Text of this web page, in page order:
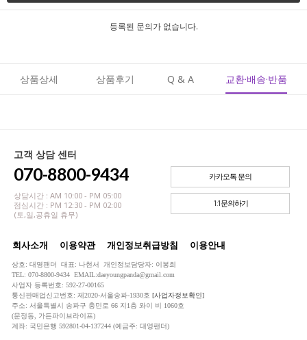
등록된 문의가 없습니다.
상품상세 상품후기 Q & A 교환·배송·반품
고객 상담 센터
070-8800-9434
상담시간 : AM 10:00 - PM 05:00
점심시간 : PM 12:30 - PM 02:00
(토,일,공휴일 휴무)
카카오톡 문의
1:1문의하기
회사소개 이용약관 개인정보취급방침 이용안내
상호: 대영팬더 대표: 나현서 개인정보담당자: 이봉희
TEL: 070-8800-9434 EMAIL:daeyoungpanda@gmail.com
사업자 등록번호: 592-27-00165
통신판매업신고번호: 제2020-서울송파-1930호 [사업자정보확인]
주소: 서울특별시 송파구 충민로 66 지1층 와이 비 1060호
(문정동, 가든파이브라이프)
계좌: 국민은행 592801-04-137244 (예금주: 대영팬더)